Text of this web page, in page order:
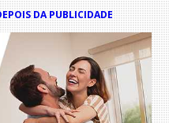
DA PUBLICIDADE